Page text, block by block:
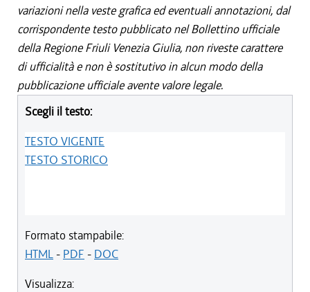
variazioni nella veste grafica ed eventuali annotazioni, dal
corrispondente testo pubblicato nel Bollettino ufficiale
della Regione Friuli Venezia Giulia, non riveste carattere
di ufficialità e non è sostitutivo in alcun modo della
pubblicazione ufficiale avente valore legale.
Scegli il testo:
TESTO VIGENTE
TESTO STORICO
Formato stampabile:
HTML- PDF - DOC
Visualizza: